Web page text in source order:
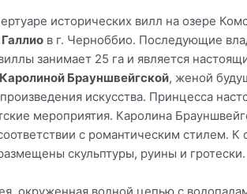
исторических вилл на озере
в г. Черноббио. Последующие
занимает 25 га и является
Каролиной Брауншвейгской, женой
искусства. Принцесса
мероприятия. Каролина
с романтическим стилем.
скульптуры, руины и гротески.
окруженная водной цепью c